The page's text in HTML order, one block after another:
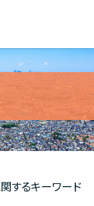
するキーワード